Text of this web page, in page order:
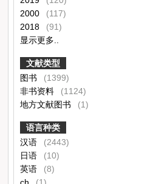
2000
(117)
2018
(91)
显示更多..
文献类型
图书
(1399)
非书资料
(1124)
地方文献图书
(1)
语言种类
汉语
(2443)
日语
(10)
英语
(8)
ch
(1)